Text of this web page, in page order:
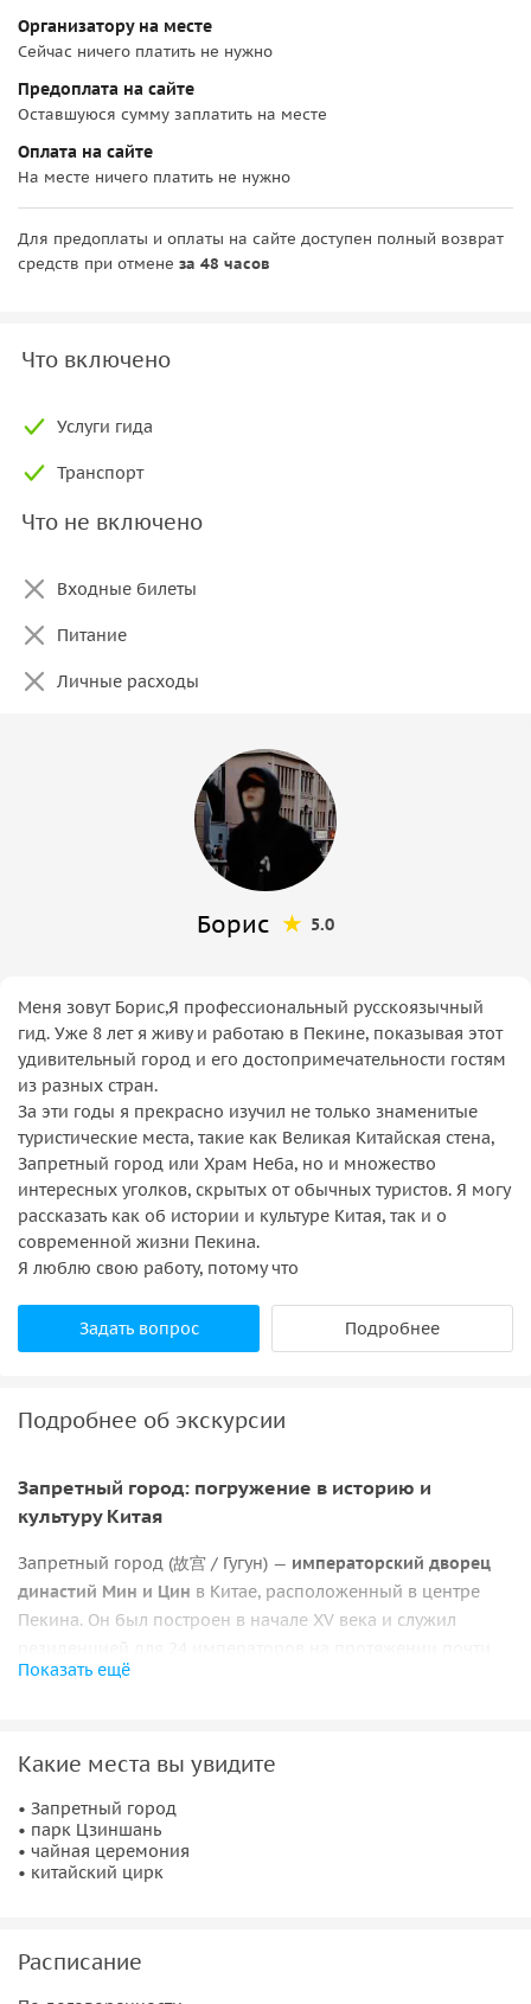
Организатору на месте
Сейчас ничего платить не нужно
Предоплата на сайте
Оставшуюся сумму заплатить на месте
Оплата на сайте
На месте ничего платить не нужно
Для предоплаты и оплаты на сайте доступен полный возврат
средств при отмене за 48 часов
Что включено
Услуги гида
Транспорт
Что не включено
Входные билеты
Питание
Личные расходы
Борис 5.0
Меня зовут Борис,Я профессиональный русскоязычный
гид. Уже 8 лет я живу и работаю в Пекине, показывая этот
удивительный город и его достопримечательности гостям
из разных стран.
За эти годы я прекрасно изучил не только знаменитые
туристические места, такие как Великая Китайская стена,
Запретный город или Храм Неба, но и множество
интересных уголков, скрытых от обычных туристов. Я могу
рассказать как об истории и культуре Китая, так и о
современной жизни Пекина.
Я люблю свою работу, потому что
Задать вопрос Подробнее
Подробнее об экскурсии
Запретный город: погружение в историю и
культуру Китая
Запретный город (故宫 / Гугун) — императорский дворец
династий Мин и Цин в Китае, расположенный в центре
Пекина. Он был построен в начале XV века и служил
500 лет. В 1925 году на его территории был основан
ЮНЕСКО (с 1987 года).
Запретный город — крупнейший и наиболее
сохранившийся в мире
строений. Его общая площадь составляет около 720 000
традиционным китайским космологическим принципам и
Показать ещё
Какие места вы увидите
• Запретный город
• парк Цзиншань
• чайная церемония
• китайский цирк
Расписание